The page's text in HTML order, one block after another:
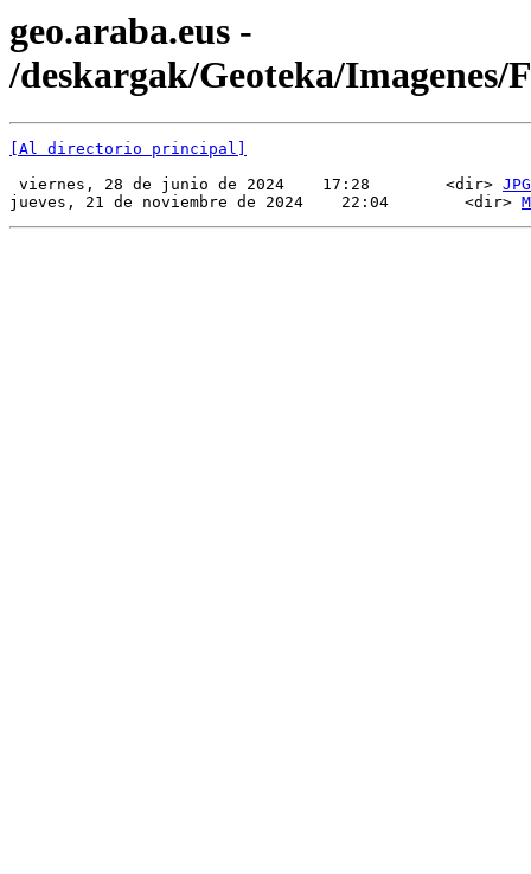
geo.araba.eus -
/deskargak/Geoteka/Imagenes/
[Al directorio principal]
viernes, 28 de junio de 2024    17:28        <dir> JPG
jueves, 21 de noviembre de 2024    22:04        <dir>